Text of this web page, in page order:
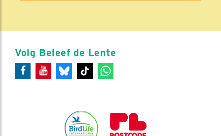
Volg Beleef de Lente